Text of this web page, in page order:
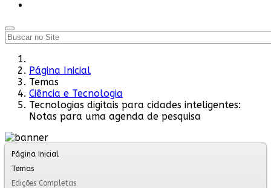
Página Inicial
Temas
Ciência e Tecnologia
Tecnologias digitais para cidades inteligentes:
Notas para uma agenda de pesquisa
Página Inicial
Temas
Edições Completas